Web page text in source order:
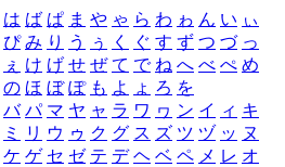
は ば ぱ ま や ゃ ら わ ゎ ん い ぃ
ぴ み り う ぅ く ぐ す ず つ づ っ
ぇ け げ せ ぜ て で ね へ べ ぺ め
の ほ ぼ ぽ も よ ょ ろ を
バ パ マ ヤ ャ ラ ワ ヮ ン イ ィ キ
ミ リ ウ ゥ ク グ ス ズ ツ ヅ ッ ヌ
ケ ゲ セ ゼ テ デ ヘ ベ ペ メ レ オ